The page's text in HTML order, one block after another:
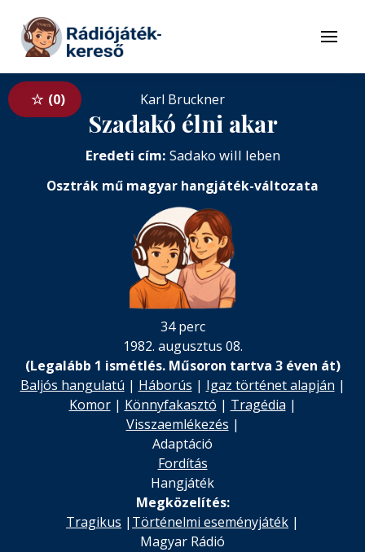
Tovább a tartalomhoz
Menü
0 Karl Bruckner
Szadakó élni akar
Eredeti cím: Sadako will leben
Osztrák mű magyar hangjáték-változata
34 perc
1982. augusztus 08.
(Legalább 1 ismétlés. Műsoron tartva 3 éven át)
Baljós hangulatú | Háborús | Igaz történet alapján |
Komor| Könnyfakasztó | Tragédia |
Visszaemlékezés |
Adaptáció
Fordítás
Hangjáték
Megközelítés:
Tragikus | Történelmi eseményjáték |
Magyar Rádió